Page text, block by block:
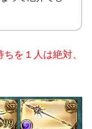
ちを１人は絶対、